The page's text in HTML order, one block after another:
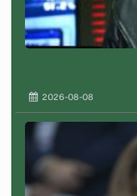
2026-08-08